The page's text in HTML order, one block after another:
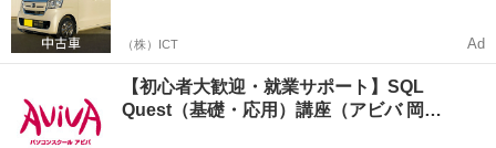
（株）ICT Ad
【初心者大歓迎・就業サポート】SQL
Quest（基礎・応用）講座（アビバ 岡…